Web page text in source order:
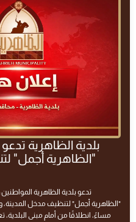
بلدية الظاهرية
"الظاهرية أجمل"
تدعو بلدية الظاهرية
مساءً، انطلاقًا من أمام مبنى